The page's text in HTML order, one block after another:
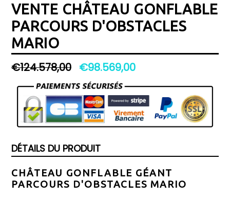
VENTE CHÂTEAU GONFLABLE
PARCOURS D'OBSTACLES
MARIO
Prix
régulier
€124.578,00 €98.569,00
DÉTAILS DU PRODUIT
CHÂTEAU GONFLABLE GÉANT
PARCOURS D'OBSTACLES MARIO